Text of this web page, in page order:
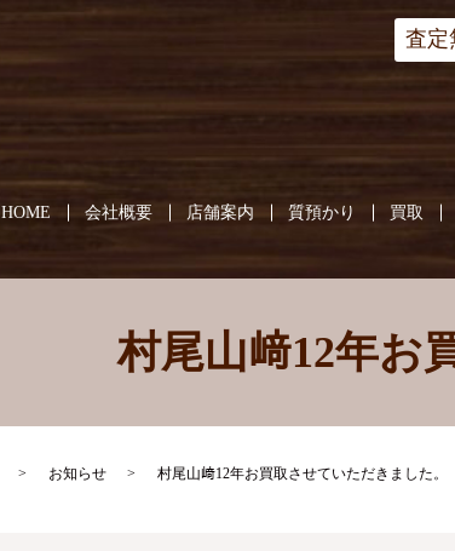
HOME 会社概要 店舗案内 質預かり 買取
査定
村尾山﨑12年お
お知らせ 村尾山﨑12年お買取させていただきました。